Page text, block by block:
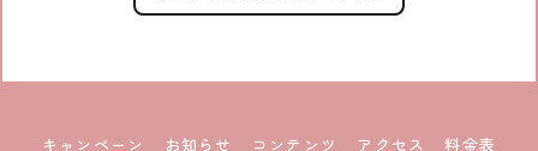
キャンペーン お知らせ コンテンツ アクセス
料金表